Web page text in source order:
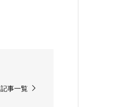
記事一覧